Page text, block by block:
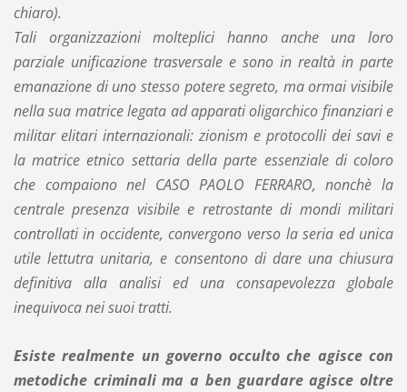
chiaro).
Tali organizzazioni molteplici hanno anche una loro
parziale unificazione trasversale e sono in realtà in parte
emanazione di uno stesso potere segreto, ma ormai visibile
nella sua matrice legata ad apparati oligarchico finanziari e
militar elitari internazionali: zionism e protocolli dei savi e
la matrice etnico settaria della parte essenziale di coloro
che compaiono nel CASO PAOLO FERRARO, nonchè la
centrale presenza visibile e retrostante di mondi militari
controllati in occidente, convergono verso la seria ed unica
utile lettutra unitaria, e consentono di dare una chiusura
definitiva alla analisi ed una consapevolezza globale
inequivoca nei suoi tratti.
Esiste realmente un governo occulto che agisce con
metodiche criminali ma a ben guardare agisce oltre